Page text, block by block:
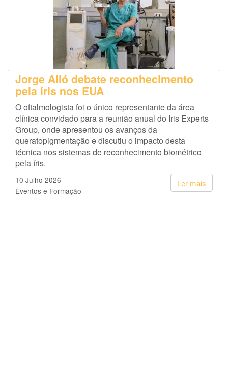
Jorge Alió debate reconhecimento
pela íris nos EUA
O oftalmologista foi o único representante da área
clínica convidado para a reunião anual do Iris Experts
Group, onde apresentou os avanços da
queratopigmentação e discutiu o impacto desta
técnica nos sistemas de reconhecimento biométrico
pela íris.
Ler mais
10 Julho 2026
Eventos e Formação